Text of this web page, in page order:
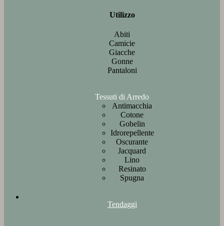
Utilizzo
Abiti
Camicie
Giacche
Gonne
Pantaloni
Tessuti di Arredo
Antimacchia
Cotone
Gobelin
Idrorepellente
Oscurante
Jacquard
Lino
Resinato
Spugna
Tendaggi